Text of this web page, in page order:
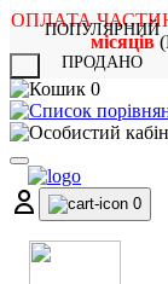
ОПЛАТА
місяців
0
0
ПОПУЛЯРНИЙ
ПРОДАНО